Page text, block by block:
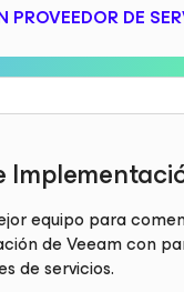
PROVEEDOR DE
equipo para
de Veeam con
de servicios.